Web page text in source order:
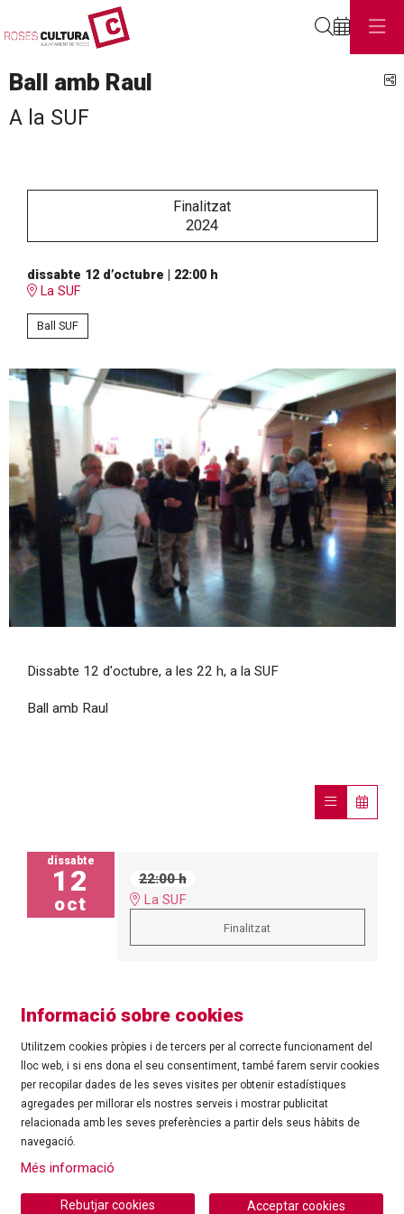
Ball amb Raul
A la SUF
Finalitzat
2024
dissabte 12 d’octubre
22:00 h
La SUF
Ball SUF
Dissabte 12 d'octubre, a les 22 h, a la SUF
Ball amb Raul
dissabte
12
oct
22:00 h
La SUF
Finalitzat
©Ajuntament de Roses| C/ Tarragona, 81 | 17480 ROSES
Tel.: 972 25 24 00 |cultura@roses.cat
Sitemap | Ús de Cookies
Informació sobre cookies
Utilitzem cookies pròpies i de tercers per al correcte funcionament del
lloc web, i si ens dona el seu consentiment, també farem servir cookies
per recopilar dades de les seves visites per obtenir estadístiques
agregades per millorar els nostres serveis i mostrar publicitat
relacionada amb les seves preferències a partir dels seus hàbits de
navegació.
Més informació
Acceptar cookies
Rebutjar cookies